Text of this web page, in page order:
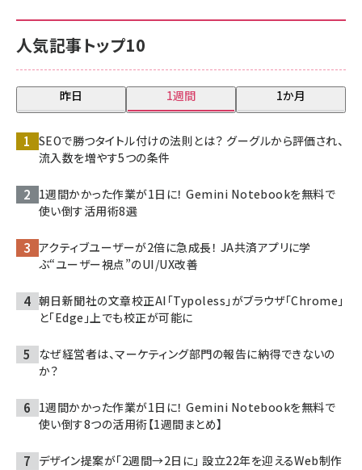
人気記事トップ10
昨日 1週間 1か月
SEOで勝つタイトル付けの法則とは？ グーグルから評価され、
流入数を増やす5つの条件
1週間かかった作業が1日に！ Gemini Notebookを無料で
使い倒す活用術8選
アクティブユーザーが2倍に急成長！ JA共済アプリに学
ぶ“ユーザー視点”のUI/UX改善
朝日新聞社の文章校正AI「Typoless」がブラウザ「Chrome」
と「Edge」上でも校正が可能に
なぜ経営者は、マーケティング部門の報告に納得できないの
か？
1週間かかった作業が1日に！ Gemini Notebookを無料で
使い倒す8つの活用術【1週間まとめ】
デザイン提案が「2週間→2日に」 設立22年を迎えるWeb制作